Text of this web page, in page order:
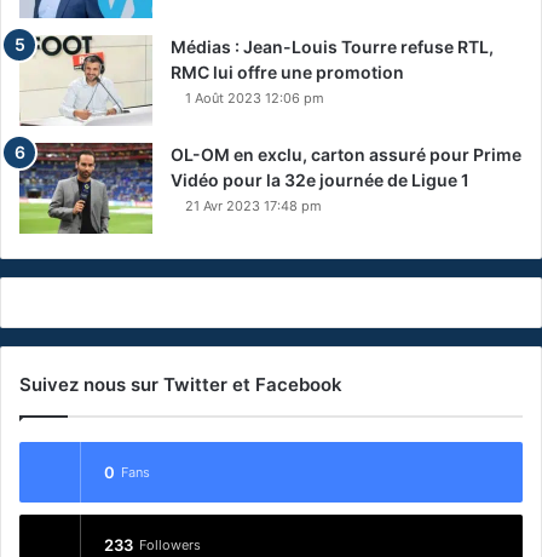
Médias : Jean-Louis Tourre refuse RTL,
RMC lui offre une promotion
1 Août 2023 12:06 pm
OL-OM en exclu, carton assuré pour Prime
Vidéo pour la 32e journée de Ligue 1
21 Avr 2023 17:48 pm
Suivez nous sur Twitter et Facebook
0 Fans
233 Followers